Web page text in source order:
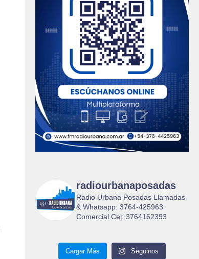
radiourbanaposadas
Radio Urbana Posadas Llamadas
& Whatsapp: 3764-425963
Comercial Cel: 3764162393
Cargar Más Seguinos